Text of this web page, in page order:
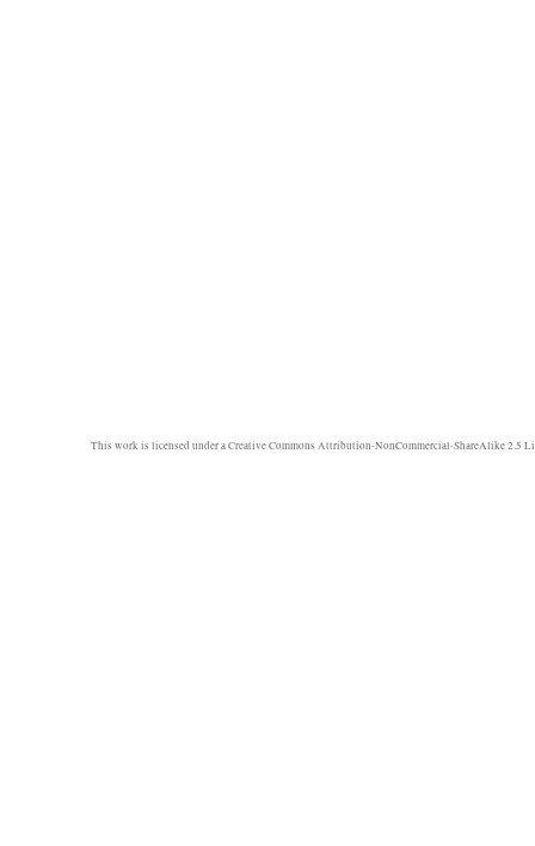
This work is licensed under aCreative Commons Attribution-NonCommercial-ShareAlike 2.5